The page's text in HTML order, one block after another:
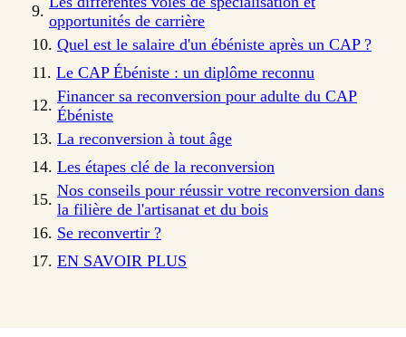
opportunités de carrière
Quel est le salaire d'un ébéniste après un CAP ?
Le CAP Ébéniste : un diplôme reconnu
Financer sa reconversion pour adulte du CAP
Ébéniste
La reconversion à tout âge
Les étapes clé de la reconversion
Nos conseils pour réussir votre reconversion dans
la filière de l'artisanat et du bois
Se reconvertir ?
EN SAVOIR PLUS